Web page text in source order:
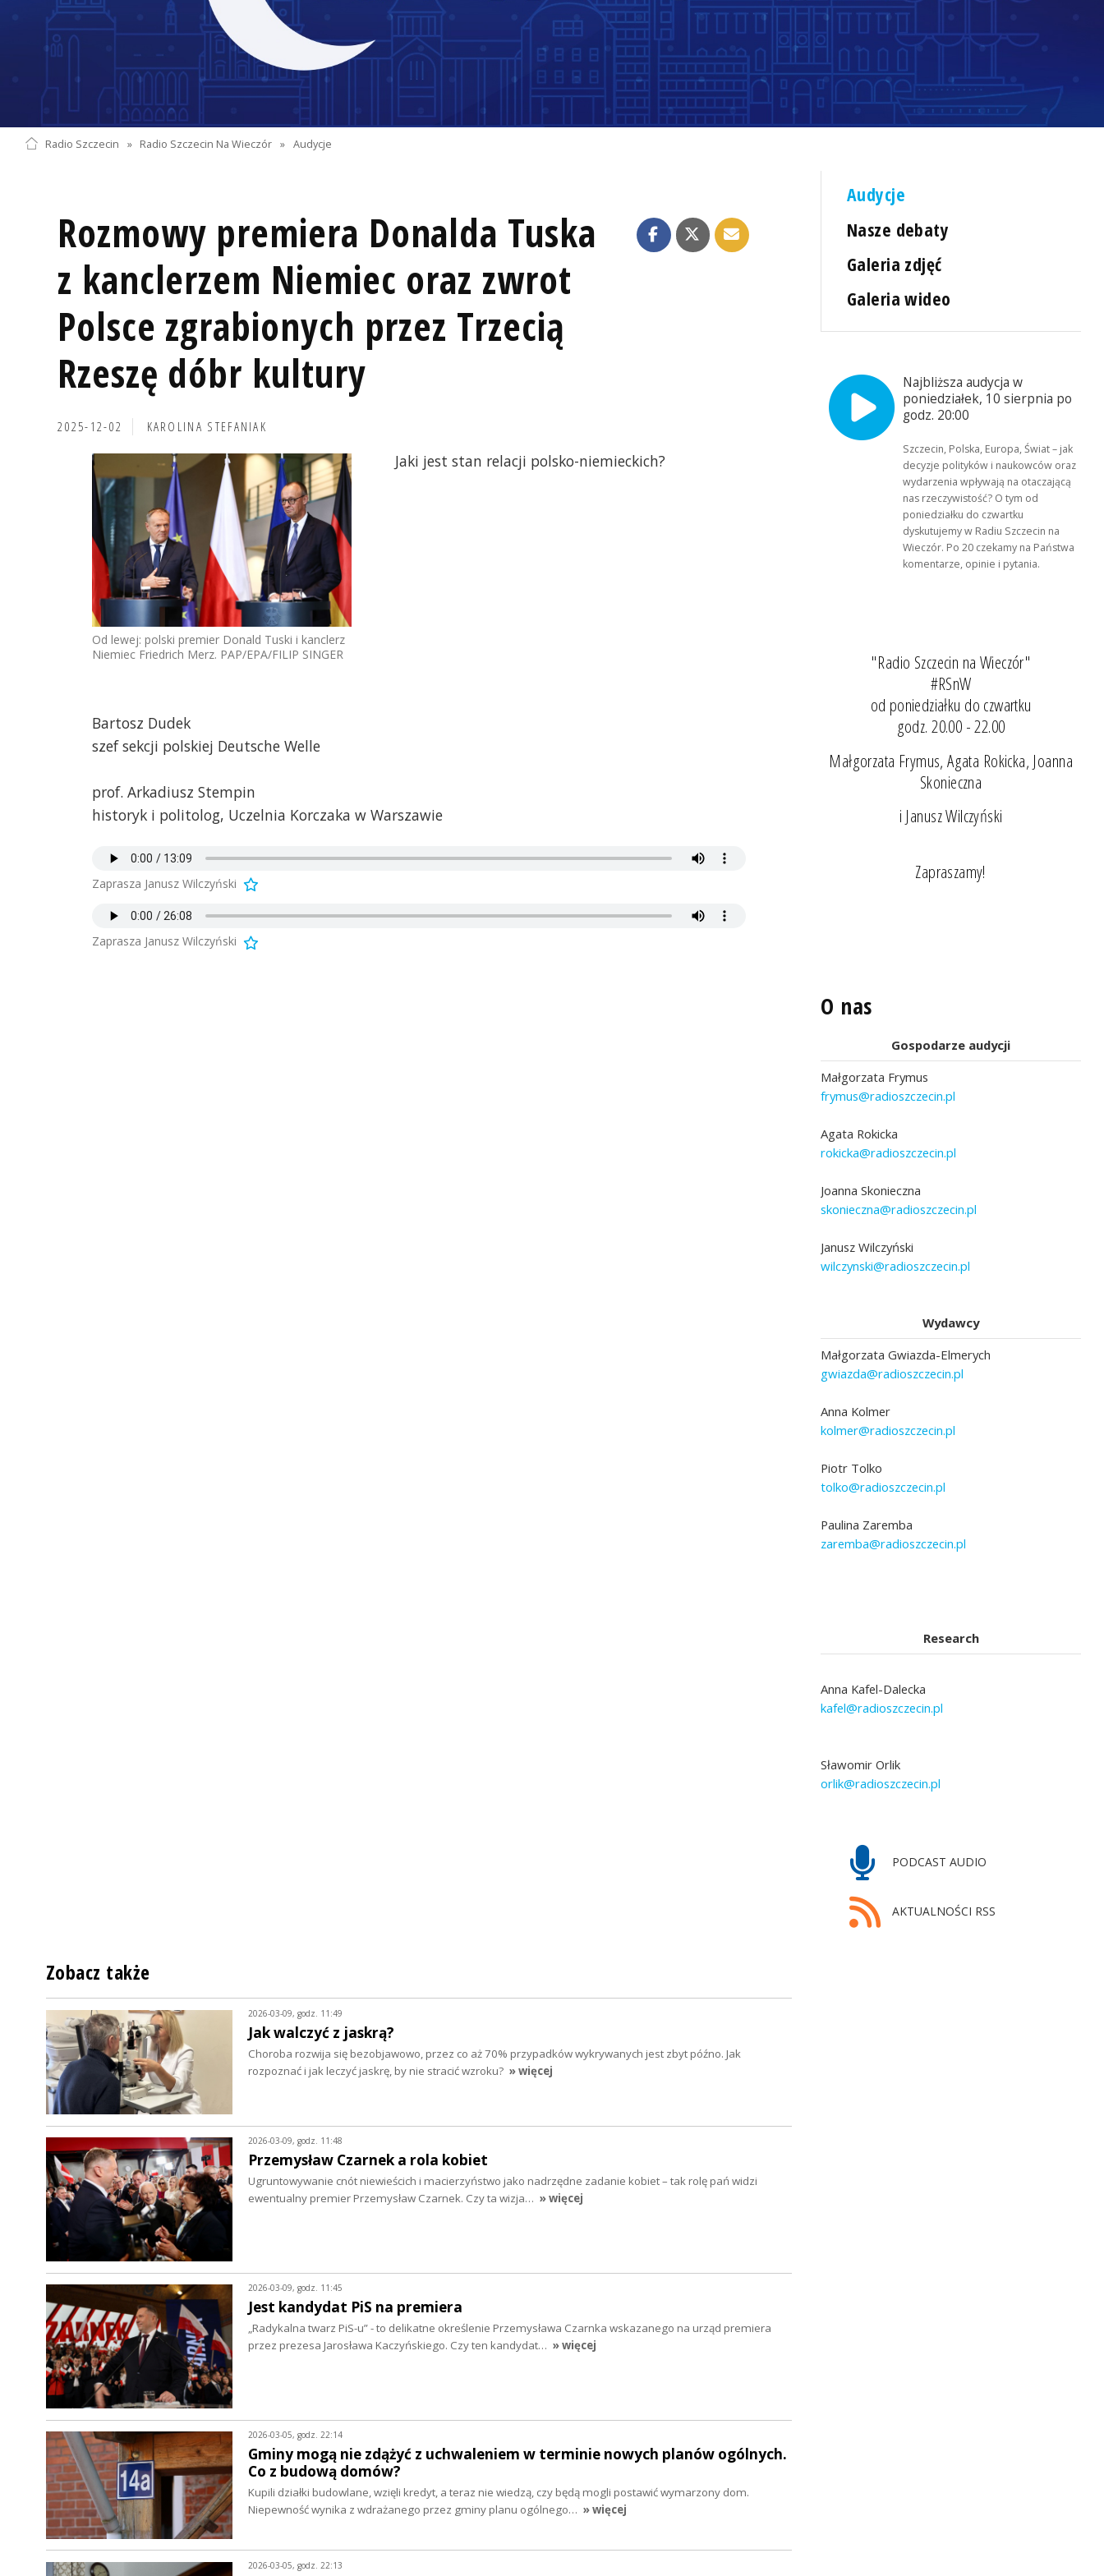
Radio Szczecin » Radio Szczecin Na Wieczór » Audycje
Rozmowy premiera Donalda Tuska
z kanclerzem Niemiec oraz zwrot
Polsce zgrabionych przez Trzecią
Rzeszę dóbr kultury
2025-12-02 KAROLINA STEFANIAK
Od lewej: polski premier Donald Tuski i kanclerz
Niemiec Friedrich Merz. PAP/EPA/FILIP SINGER
Jaki jest stan relacji polsko-niemieckich?
Bartosz Dudek
szef sekcji polskiej Deutsche Welle
prof. Arkadiusz Stempin
historyk i politolog, Uczelnia Korczaka w Warszawie
Zaprasza Janusz Wilczyński
Zaprasza Janusz Wilczyński
Audycje
Nasze debaty
Galeria zdjęć
Galeria wideo
Najbliższa audycja w
poniedziałek, 10 sierpnia po
godz. 20:00
Szczecin, Polska, Europa, Świat – jak
decyzje polityków i naukowców oraz
wydarzenia wpływają na otaczającą
nas rzeczywistość? O tym od
poniedziałku do czwartku
dyskutujemy w Radiu Szczecin na
Wieczór. Po 20 czekamy na Państwa
komentarze, opinie i pytania.
"Radio Szczecin na Wieczór"
#RSnW
od poniedziałku do czwartku
godz. 20.00 - 22.00
Małgorzata Frymus, Agata Rokicka, Joanna
Skonieczna
i Janusz Wilczyński
Zapraszamy!
O nas
Gospodarze audycji
Małgorzata Frymus
frymus@radioszczecin.pl
Agata Rokicka
rokicka@radioszczecin.pl
Joanna Skonieczna
skonieczna@radioszczecin.pl
Janusz Wilczyński
wilczynski@radioszczecin.pl
Wydawcy
Małgorzata Gwiazda-Elmerych
gwiazda@radioszczecin.pl
Anna Kolmer
kolmer@radioszczecin.pl
Piotr Tolko
tolko@radioszczecin.pl
Paulina Zaremba
zaremba@radioszczecin.pl
Research
Anna Kafel-Dalecka
kafel@radioszczecin.pl
Sławomir Orlik
orlik@radioszczecin.pl
PODCAST AUDIO
AKTUALNOŚCI RSS
Zobacz także
2026-03-09, godz. 11:49
Jak walczyć z jaskrą?
Choroba rozwija się bezobjawowo, przez co aż 70% przypadków wykrywanych jest zbyt późno. Jak
rozpoznać i jak leczyć jaskrę, by nie stracić wzroku? » więcej
2026-03-09, godz. 11:48
Przemysław Czarnek a rola kobiet
Ugruntowywanie cnót niewieścich i macierzyństwo jako nadrzędne zadanie kobiet – tak rolę pań widzi
ewentualny premier Przemysław Czarnek. Czy ta wizja… » więcej
2026-03-09, godz. 11:45
Jest kandydat PiS na premiera
„Radykalna twarz PiS-u” - to delikatne określenie Przemysława Czarnka wskazanego na urząd premiera
przez prezesa Jarosława Kaczyńskiego. Czy ten kandydat… » więcej
2026-03-05, godz. 22:14
Gminy mogą nie zdążyć z uchwaleniem w terminie nowych planów ogólnych.
Co z budową domów?
Kupili działki budowlane, wzięli kredyt, a teraz nie wiedzą, czy będą mogli postawić wymarzony dom.
Niepewność wynika z wdrażanego przez gminy planu ogólnego… » więcej
2026-03-05, godz. 22:13